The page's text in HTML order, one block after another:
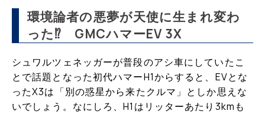
環境論者の悪夢が天使に生まれ変わ
った⁉ GMCハマーEV 3X
シュワルツェネッガーが普段のアシ車にしていたこ
とで話題となった初代ハマーH1からすると、EVとな
ったX3は「別の惑星から来たクルマ」としか思えな
いでしょう。なにしろ、H1はリッターあたり3kmも